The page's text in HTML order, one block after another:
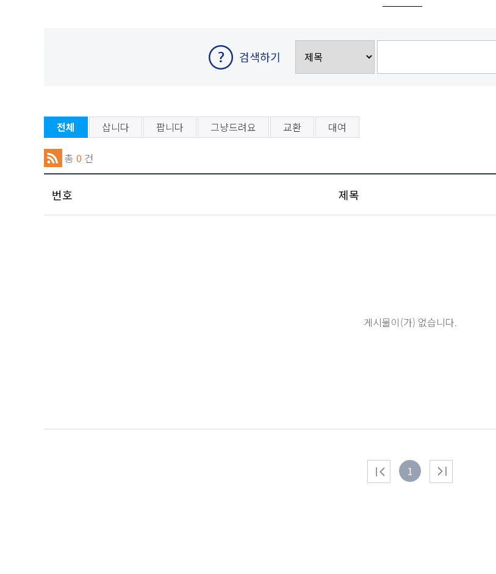
검색하기
전체 삽니다 팝니다 그냥드려요 교환 대여
총 0 건
번호 제목
게시물이(가) 없습니다.
1